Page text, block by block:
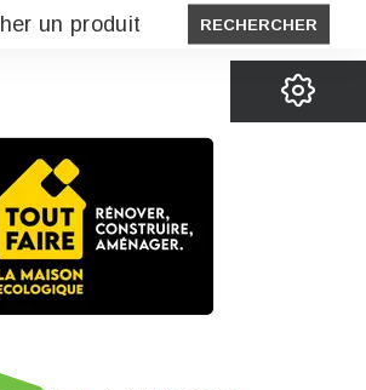
RECHERCHER